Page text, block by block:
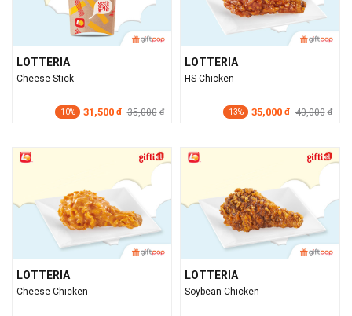
LOTTERIA
Cheese Stick
10% 31,500 đ 35,000 đ
LOTTERIA
HS Chicken
13% 35,000 đ 40,000 đ
LOTTERIA
Cheese Chicken
LOTTERIA
Soybean Chicken